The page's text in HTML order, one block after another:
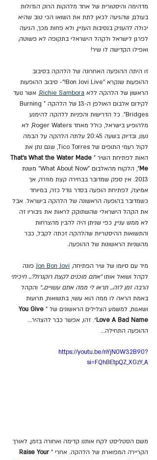
מדהימה והיסטורית של אחד מלהקות הרוק הגדולות
בעולם, שהגיעה לכאן לתת את השואו הכי טוב שהיא
יכולה להעניק בנסיבות העניין, ולא פחות מכך, הגיעה
לפרגן לישראל ולקהל הישראלי בתקופה לא פשוטה,
ואפילו הקדישה לו שיר!
זו היתה ההופעה האחרונה של הלהקה בסיבוב
ההופעות שנקרא "Bon Jovi Live!"- סיבוב ההופעות
הראשון של הלהקה ללא Richie Sambora, אשר נועד
לקידום אלבום האולפן ה-13 של הלהקה "Burning
Bridges". כל הדרישות והפניות ללהקה להימנע
מלהופיע בישראל, כולל מאחד Roger Waters, לא
נענו, ובדיוק בשעה 20:45 עלתה הלהקה על הבמה
לקול רעמי התופים של Tico Torres, שגם נתן את
האות לפתיחת השיר " That's What the Water Made
Me
", הלקוח מהאלבום "What About Now" משנת
2013. אין ספק שמדובר בבחירה קצת מוזרה, אך
אמיצה, לפתיחת הופעה בסדר גודל כזה, במיוחד
כשמדובר בהופעה הראשונה של הלהקה בישראל. אבל
את הקהל הישראלי שהשתוקק לראות את גיבוריו זה
לא ממש עניין, כפי שניתן היה להבין מהצרחות
והתשואות ההיסטריות שהלהקה זכתה לקבל, כבר
מהשניות הראשונות של ההופעה.
מיד עם סיומו של שיר הפתיחה, Jon Bon Jovi פונה
לקהל ושואל אותו "אתם מוכנים לקצת רוקנרול?... חיכיתי
הרבה זמן לזה... תראו לי ממה אתם עשויים.." והקהל
באמת הראה לו ממה הוא עשוי, בתשואות, תרועות
ושאגות, למשמע הצלילים הראשונים של " You Give
Love A Bad Name״. זהו, אפשר כבר להצהיר...
ההופעה התחילה...
https://youtu.be/nYjN0W32B90?
si=FQhBEtpQZ_XGzY_A
משם הסטליסט לקח אותנו קדימה ואחורה בזמן, לאורך
הקריירה המפוארת של הלהקה. אחרי " Raise Your